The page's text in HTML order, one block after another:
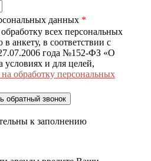
данных *
всех персональных
анкету, в соответствии с
года №152-ФЗ «О
и для целей,
обработку персональных
к заполнению